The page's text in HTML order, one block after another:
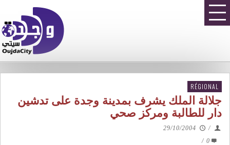
RÉGIONAL
جلالة الملك يشرف بمدينة وجدة على تدشين
دار للطالبة ومركز صحي
/
29/10/2004
0
/